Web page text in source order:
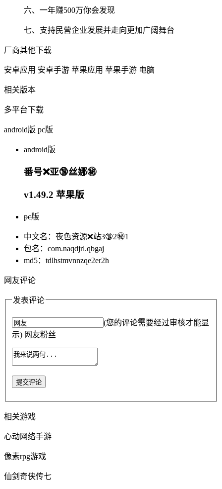
六、一年赚500万你会发现
七、支持民营企业发展并走向更加广阔舞台
厂商其他下载
安卓应用 安卓手游 苹果应用 苹果手游 电脑
相关版本
多平台下载
android版 pc版
android版
番号❌亚🔞丝娜㊙️
v1.49.2 苹果版
pc版
中文名：夜色资源❌站3🔞2㊙️1
包名：com.naqdjrl.qbgaj
md5：tdlhstmvnnzqe2er2h
网友评论
发表评论
(您的评论需要经过审核才能显
示) 网友粉丝
提交评论
相关游戏
心动网络手游
像素rpg游戏
仙剑奇侠传七